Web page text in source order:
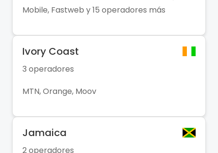
Mobile, Fastweb y 15 operadores más
Ivory Coast
3 operadores
MTN, Orange, Moov
Jamaica
2 operadores